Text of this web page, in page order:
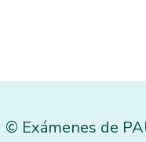
© Exámenes de